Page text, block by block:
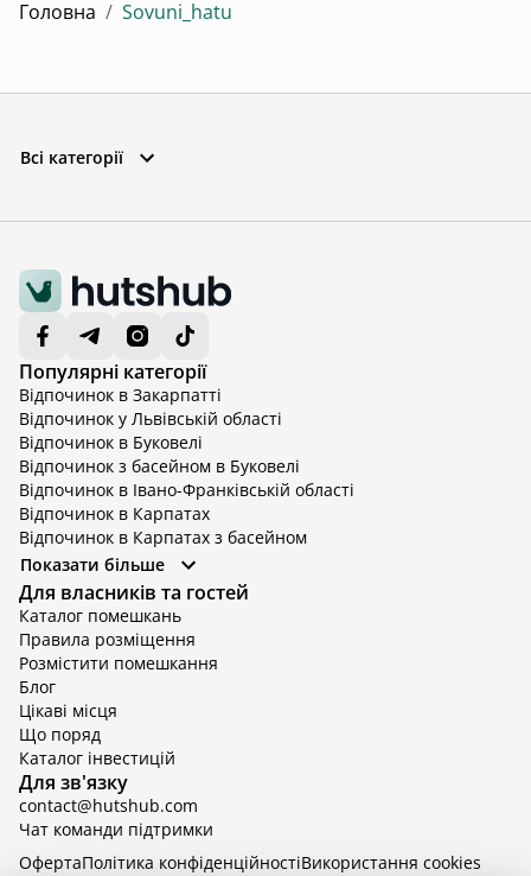
Головна / Sovuni_hatu
Всі категорії
Популярні категорії
Відпочинок в Закарпатті
Відпочинок у Львівській області
Відпочинок в Буковелі
Відпочинок з басейном в Буковелі
Відпочинок в Івано-Франківській області
Відпочинок в Карпатах
Відпочинок в Карпатах з басейном
Відпочинок в Київській області
Відпочинок в Київській області з басейном
Відпочинок в Тернопільській області
Відпочинок у Вінницькій області
Відпочинок в Яремче
Відпочинок у Львівській області з басейном
Відпочинок з басейном в Тернопільській області
Показати більше
Для власників та гостей
Каталог помешкань
Правила розміщення
Розмістити помешкання
Блог
Цікаві місця
Що поряд
Каталог інвестицій
Для зв'язку
contact@hutshub.com
Чат команди підтримки
ОфертаПолітика конфіденційностіBикористання cookies